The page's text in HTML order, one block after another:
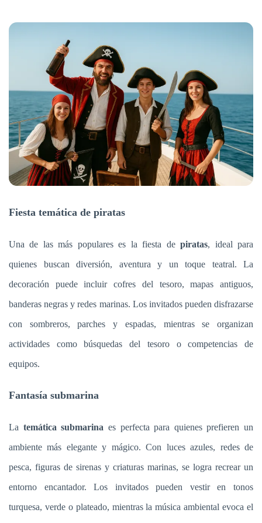
Fiesta temática de piratas
Una de las más populares es la fiesta depiratas, ideal para
quienes buscan diversión, aventura y un toque teatral. La
decoración puede incluir cofres del tesoro, mapas antiguos,
banderas negras y redes marinas. Los invitados pueden disfrazarse
con sombreros, parches y espadas, mientras se organizan
actividades como búsquedas del tesoro o competencias de
equipos.
Fantasía submarina
La temática submarina es perfecta para quienes prefieren un
ambiente más elegante y mágico. Con luces azules, redes de
pesca, figuras de sirenas y criaturas marinas, se logra recrear un
entorno encantador. Los invitados pueden vestir en tonos
turquesa, verde o plateado, mientras la música ambiental evoca el